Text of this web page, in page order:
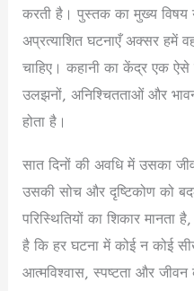
करती है। पुस्तक का मुख्य विषय
अप्रत्याशित घटनाएँ अक्सर हमें
चाहिए। कहानी का केंद्र एक ऐसे
उलझनों, अनिश्चितताओं और
होता है।
सात दिनों की अवधि में उसका
उसकी सोच और दृष्टिकोण को
परिस्थितियों का शिकार मानता
है कि हर घटना में कोई न कोई
आत्मविश्वास, स्पष्टता और